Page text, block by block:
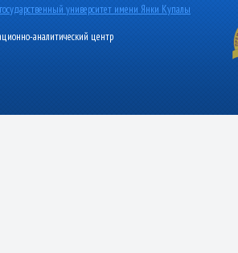
университет имени Янки Купалы
аналитический центр